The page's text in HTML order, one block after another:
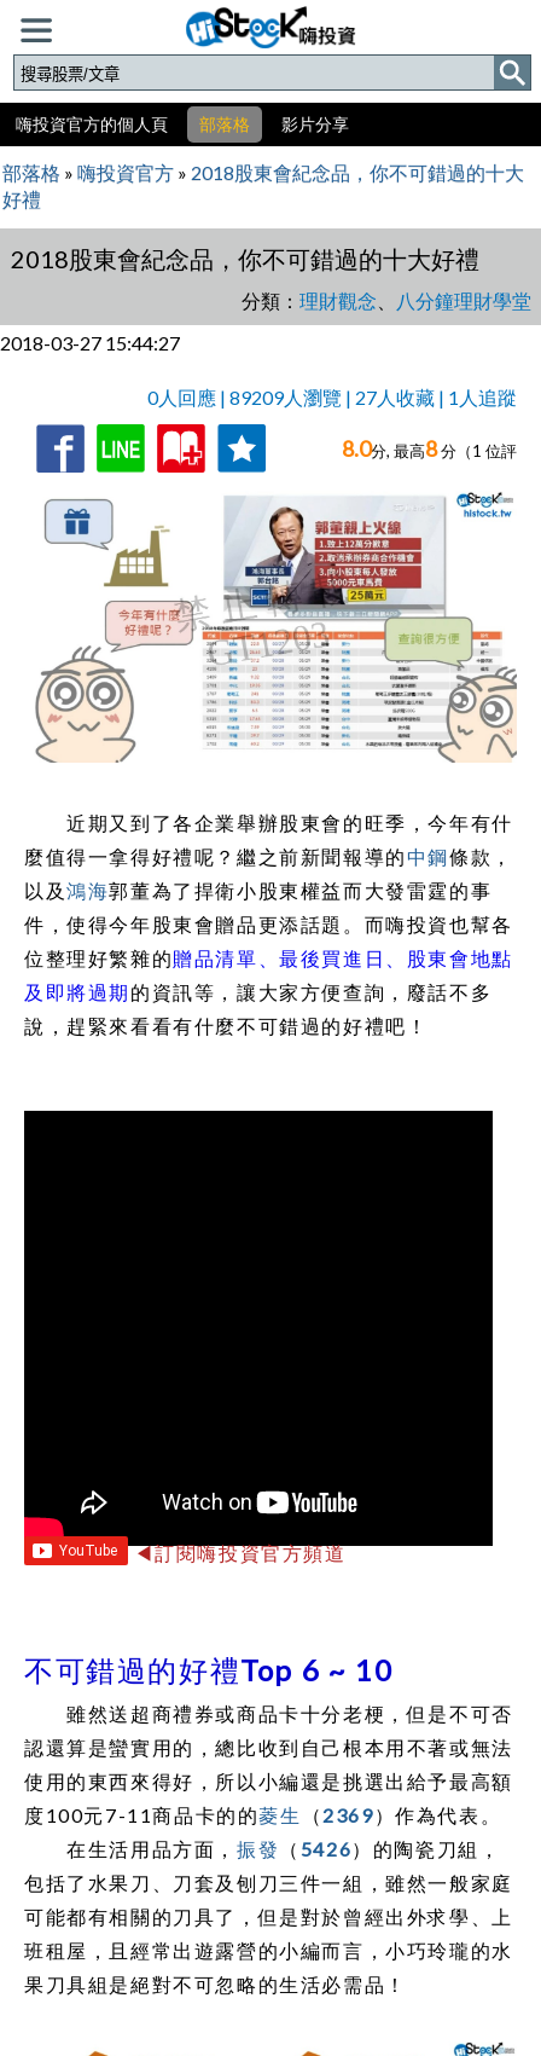
嗨投資官方的個人頁 部落格 影片分享
部落格 » 嗨投資官方 » 2018股東會紀念品，你不可錯過的十大
好禮
2018股東會紀念品，你不可錯過的十大好禮
分類： 理財觀念
八分鐘理財學堂
2018-03-27 15:44:27
0人回應 | 89209人瀏覽 | 27人收藏 | 1人追蹤
收 追
蹤
8.0分, 最高8分（1 位評
分）
近期又到了各企業舉辦股東會的旺季，今年有什
麼值得一拿得好禮呢？繼之前新聞報導的中鋼條款，
以及鴻海郭董為了捍衛小股東權益而大發雷霆的事
件，使得今年股東會贈品更添話題。而嗨投資也幫各
位整理好繁雜的贈品清單、最後買進日、股東會地點
及即將過期 的資訊等，讓大家方便查詢，廢話不多
說，趕緊來看看有什麼不可錯過的好禮吧！
◀訂閱嗨投資官方頻道
不可錯過的好禮Top 6 ~ 10
雖然送超商禮券或商品卡十分老梗，但是不可否
認還算是蠻實用的，總比收到自己根本用不著或無法
使用的東西來得好，所以小編還是挑選出給予最高額
度100元7-11商品卡的的菱生 （ 2369）作為代表。
在生活用品方面， 振發 （ 5426）的陶瓷刀組，
包括了水果刀、刀套及刨刀三件一組，雖然一般家庭
可能都有相關的刀具了，但是對於曾經出外求學、上
班租屋，且經常出遊露營的小編而言，小巧玲瓏的水
果刀具組是絕對不可忽略的生活必需品！